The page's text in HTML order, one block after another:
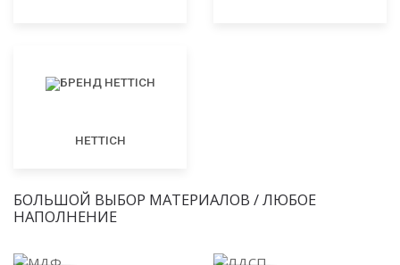
HETTICH
БОЛЬШОЙ ВЫБОР МАТЕРИАЛОВ / ЛЮБОЕ
НАПОЛНЕНИЕ